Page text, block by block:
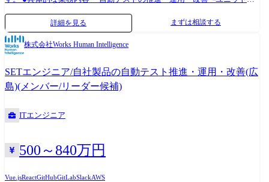
ュニケーション: Slack, Google Workspace 職種について 変更の範囲:入社
後は本職種に従事いただきます。 その後、ご本人の適性等
により当社業務全般に変更の可能性があります。
E2E、パフォーマンスなど ・自動テスト環境の構築・運用 ・コード品質
改善ツールの推進・運用・改善 └静的解析(SonarQube)、Linter、フォー
マッターなど ・テスト設計、マニュアル作成支援 ・品質改善計画の策
定・実行 ・開発、QA、DevOpsチームとの連携 ●SETとQAの違い どちら
もソフトウェアの品質を向上させる役割を担う職種ですが、 SETはソフ
トウェアテストの自動化を担当するエンジニアであり、 QAはソフトウェ
アの品質管理全般を担当する職種です。 ●技術スタック サーバーサイド:
JavaScript, TypeScript ライブラリ:jQuery, Vue.js, React, LESS データスト
Apache Tomcat, IBM WebSphere クラウド: AWS, GCP, Azure, OCI CI/CD:
Jenkins, AWS CodeBuild, Gradle, Maven, Ant モニタリング: CloudWatch,
詳細を見る まずは相談する
株式会社Works Human Intelligence
SETエンジニア/自社製品の自動テスト推進・運用・改善(広
島)(メンバー/リーダー候補)
ITエンジニア
500～840万円
Vue.jsReactGitHubGitLabSlackAWS